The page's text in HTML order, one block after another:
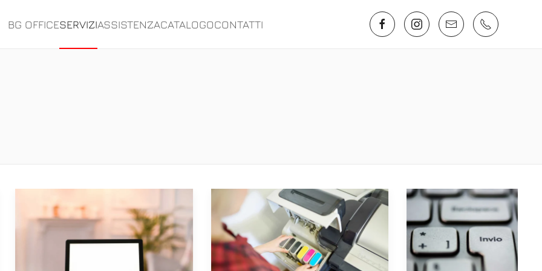
BG OFFICESERVIZIASSISTENZACATALOGOCONTATTI